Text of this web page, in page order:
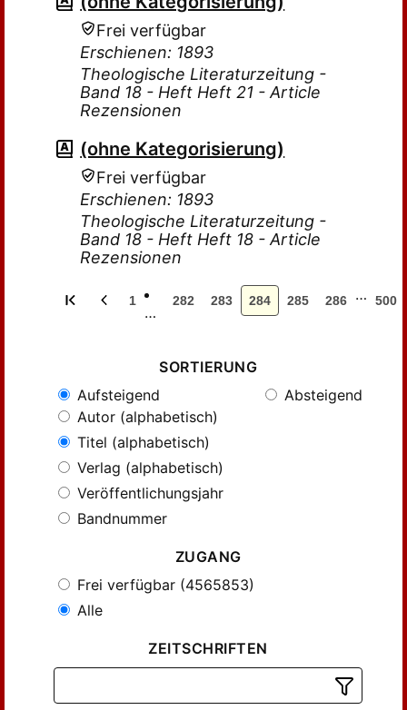
Frei verfügbar
Erschienen: 1893
Theologische Literaturzeitung -
Band 18 - Heft Heft 21 - Article
Rezensionen
(ohne Kategorisierung)
Frei verfügbar
Erschienen: 1893
Theologische Literaturzeitung -
Band 18 - Heft Heft 18 - Article
Rezensionen
1
…
282 283 284 285 286 … 500
SORTIERUNG
Aufsteigend
Absteigend
Autor (alphabetisch)
Titel (alphabetisch)
Verlag (alphabetisch)
Veröffentlichungsjahr
Bandnummer
ZUGANG
Frei verfügbar (4565853)
Alle
ZEITSCHRIFTEN